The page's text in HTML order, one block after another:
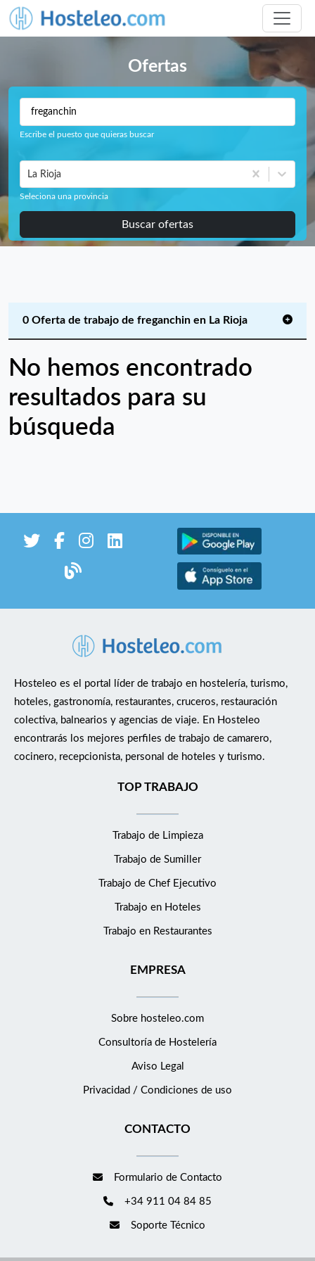
Ofertas
Escribe el puesto que quieras buscar
La Rioja
Seleciona una provincia
Buscar ofertas
0 Oferta de trabajo de freganchin en La Rioja
No hemos encontrado
resultados para su
búsqueda
Hosteleo es el portal líder de trabajo en hostelería, turismo,
hoteles, gastronomía, restaurantes, cruceros, restauración
colectiva, balnearios y agencias de viaje. En Hosteleo
encontrarás los mejores perfiles de trabajo de camarero,
cocinero, recepcionista, personal de hoteles y turismo.
TOP TRABAJO
Trabajo de Limpieza
Trabajo de Sumiller
Trabajo de Chef Ejecutivo
Trabajo en Hoteles
Trabajo en Restaurantes
EMPRESA
Sobre hosteleo.com
Consultoría de Hostelería
Aviso Legal
Privacidad / Condiciones de uso
CONTACTO
Formulario de Contacto
+34 911 04 84 85
Soporte Técnico